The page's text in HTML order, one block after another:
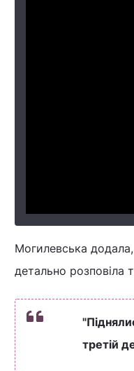
Могилевська
детально розповіла
третій